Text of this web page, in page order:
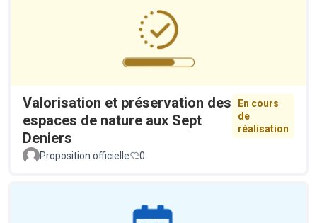
Valorisation et préservation des
espaces de nature aux Sept
Deniers
En cours
de
réalisation
Proposition officielle 0